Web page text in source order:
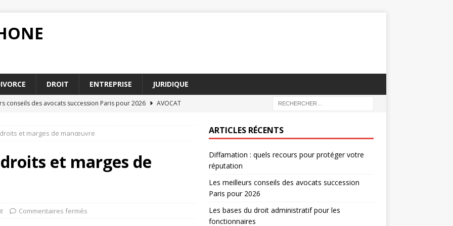
DROIT ENTREPRISE JURIDIQUE
conseils des avocats succession Paris pour 2026
AVOCAT
un acte authentique pour renforcer la validité juridique
alimentaire 2026 en France : ce qu’il faut savoir
et marges de manœuvre
et marges de
Commentaires fermés
ARTICLES RÉCENTS
Diffamation : quels recours pour protéger votre
réputation
Les meilleurs conseils des avocats succession
Paris pour 2026
Les bases du droit administratif pour les
fonctionnaires